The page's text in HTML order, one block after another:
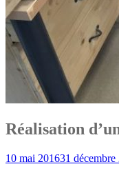
Réalisation
10 mai 201631 décembre